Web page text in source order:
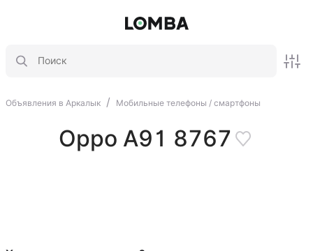
Объявления в Аркалык / Мобильные телефоны / смартфоны
Oppo A91 8767